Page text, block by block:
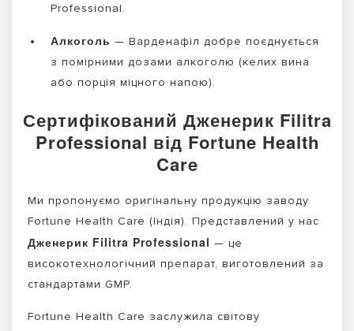
Professional.
Алкоголь — Варденафіл добре поєднується
з помірними дозами алкоголю (келих вина
або порція міцного напою).
Сертифікований Дженерик Filitra
Professional від Fortune Health
Care
Ми пропонуємо оригінальну продукцію заводу
Fortune Health Care (Індія). Представлений у нас
Дженерик Filitra Professional — це
високотехнологічний препарат, виготовлений за
стандартами GMP.
Fortune Health Care заслужила світову